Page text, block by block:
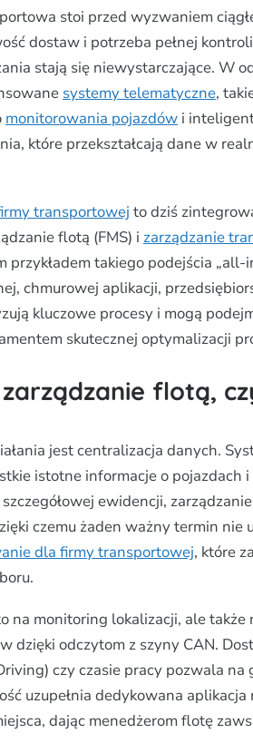
stoi przed wyzwaniem
dostaw i potrzeba pełnej
stają się niewystarczające. W
systemy telematyczne,
monitorowania pojazdów i
które przekształcają dane w
transportowej to dziś
flotą (FMS) i zarządzanie
przykładem takiego podejścia „all-
chmurowej aplikacji,
kluczowe procesy i mogą
skutecznej optymalizacji
flotą,
jest centralizacja danych.
istotne informacje o pojazdach
ewidencji,
czemu żaden ważny termin nie
dla firmy transportowej, które
na monitoring lokalizacji, ale także
dzięki odczytom z szyny CAN.
czy czasie pracy pozwala na
uzupełnia dedykowana
dając menedżerom flotę